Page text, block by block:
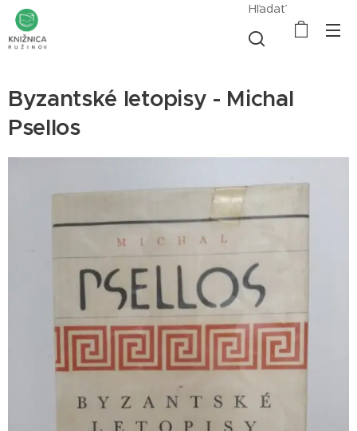
Hľadať
Byzantské letopisy - Michal
Psellos